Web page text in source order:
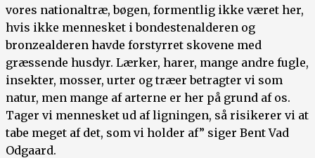
vores nationaltræ, bøgen, formentlig ikke været her,
hvis ikke mennesket i bondestenalderen og
bronzealderen havde forstyrret skovene med
græssende husdyr. Lærker, harer, mange andre fugle,
insekter, mosser, urter og træer betragter vi som
natur, men mange af arterne er her på grund af os.
Tager vi mennesket ud af ligningen, så risikerer vi at
tabe meget af det, som vi holder af” siger Bent Vad
Odgaard.